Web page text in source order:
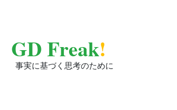
GD Freak!
事実に基づく思考のために